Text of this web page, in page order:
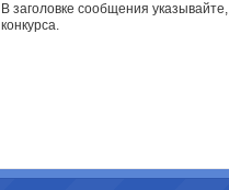
В заголовке сообщения
конкурса.